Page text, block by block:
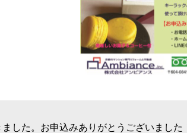
した。お申込みありがとうございました